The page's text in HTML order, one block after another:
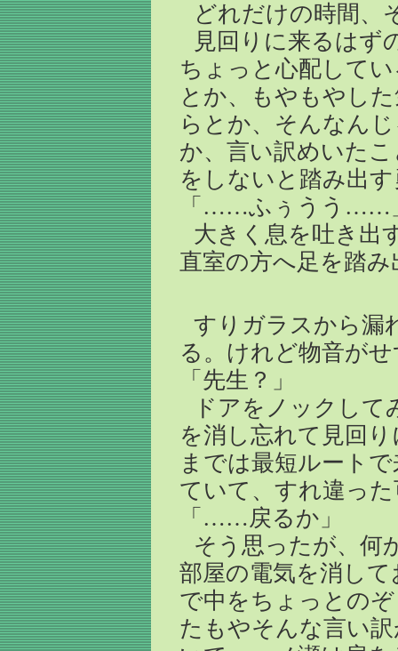
どれだけの時間、
見回りに来るはず
ちょっと心配して
とか、もやもやし
らとか、そんなん
か、言い訳めいた
をしないと踏み出
「……ふぅうう……
大きく息を吐き出
直室の方へ足を踏み
すりガラスから漏
る。けれど物音が
「先生？」
ドアをノックして
を消し忘れて見回
までは最短ルート
ていて、すれ違っ
「……戻るか」
そう思ったが、何
部屋の電気を消し
で中をちょっとの
たもやそんな言い